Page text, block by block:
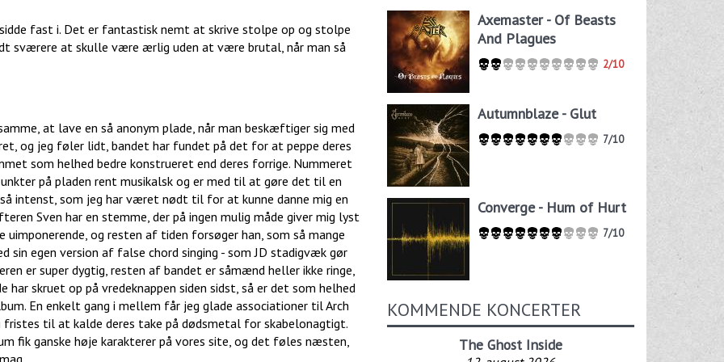
fast i. Det er fantastisk nemt at skrive stolpe op og stolpe
sværere at skulle være ærlig uden at være brutal, når man så
at lave en så anonym plade, når man beskæftiger sig med
og jeg føler lidt, bandet har fundet på det for at peppe deres
som helhed bedre konstrueret end deres forrige. Nummeret
på pladen rent musikalsk og er med til at gøre det til en
intenst, som jeg har været nødt til for at kunne danne mig en
Sven har en stemme, der på ingen mulig måde giver mig lyst
og resten af tiden forsøger han, som så mange
sin egen version af false chord singing - som JD stadigvæk gør
er super dygtig, resten af bandet er såmænd heller ikke ringe,
skruet op på vredeknappen siden sidst, så er det som helhed
En enkelt gang i mellem får jeg glade associationer til Arch
fristes til at kalde deres take på dødsmetal for skabelonagtigt.
fik ganske høje karakterer på vores site, og det føles næsten,
Axemaster - Of Beasts
And Plagues
2/10
Autumnblaze - Glut
7/10
Converge - Hum of Hurt
7/10
KOMMENDE KONCERTER
The Ghost Inside